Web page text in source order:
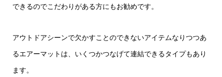
できるのでこだわりがある方にもお勧めです。
アウトドアシーンで欠かすことのできないアイテムなりつつあ
るエアーマットは、いくつかつなげて連結できるタイプもあり
ます。